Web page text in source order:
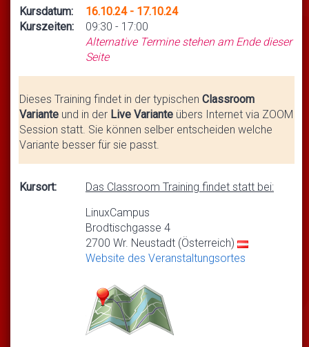
Kursdatum:
Kurszeiten:
16.10.24 - 17.10.24
09:30 - 17:00
Alternative Termine stehen am Ende dieser
Seite
Dieses Training findet in der typischen Classroom
Variante und in der Live Variante übers Internet via ZOOM
Session statt. Sie können selber entscheiden welche
Variante besser für sie passt.
Kursort:
Das Classroom Training findet statt bei:
LinuxCampus
Brodtischgasse 4
2700 Wr. Neustadt (Österreich)
Website des Veranstaltungsortes